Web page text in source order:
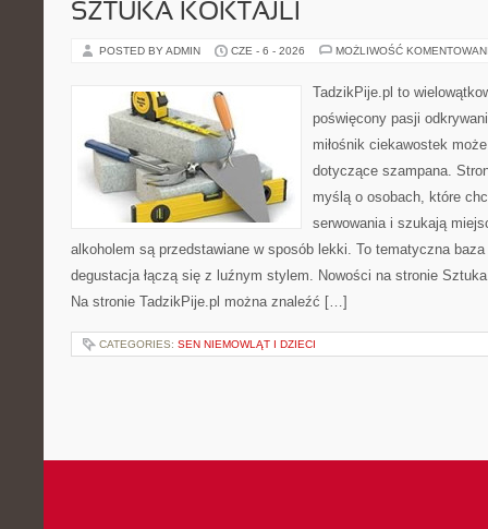
SZTUKA KOKTAJLI
POSTED BY ADMIN CZE - 6 - 2026 MOŻLIWOŚĆ
TadzikPije.pl to
poświęcony pasji
miłośnik ciekawostek
dotyczące szampana.
myślą o osobach, które
serwowania i szukają
alkoholem są przedstawiane w sposób lekki. To tematyczna
degustacja łączą się z luźnym stylem. Nowości na stronie
Na stronie TadzikPije.pl można znaleźć […]
CATEGORIES: SEN NIEMOWLĄT I DZIECI